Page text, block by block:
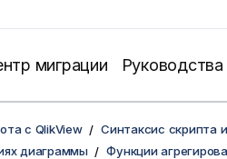
миграции
с QlikView
Синтаксис скрипта
диаграммы
Функции